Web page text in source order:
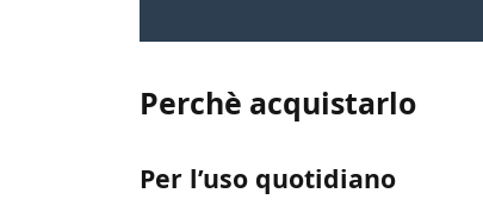
Perchè acquistarlo
Per l’uso quotidiano